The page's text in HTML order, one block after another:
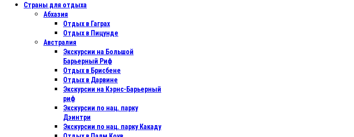
Страны для отдыха
Абхазия
Отдых в Гаграх
Отдых в Пицунде
Австралия
Экскурсии на Большой
Барьерный Риф
Отдых в Бриcбене
Отдых в Дарвине
Экскурсии на Кэрнс-Барьерный
риф
Экскурсии по нац. парку
Дэинтри
Экскурсии по нац. парку Какаду